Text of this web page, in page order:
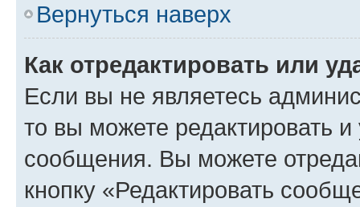
Вернуться наверх
Как отредактировать или
Если вы не являетесь
то вы можете редактировать
сообщения. Вы можете
кнопку «Редактировать